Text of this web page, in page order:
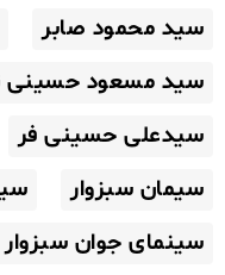
سید محمود صابر
سید مسعود حسینی
سیدعلی حسینی فر
سیمان سبزوار
سینمای جوان سبزوار